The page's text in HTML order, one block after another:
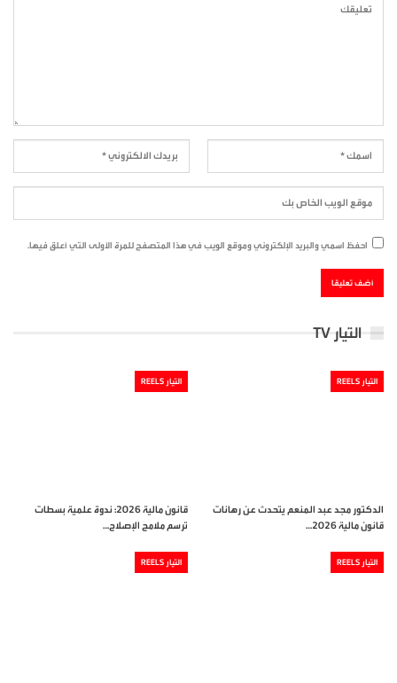
احفظ اسمي والبريد الإلكتروني وموقع الويب في هذا المتصفح للمرة الأولى التي أعلق فيها.
التيار TV
التيار REELS
الدكتور مجد عبد المنعم يتحدث عن رهانات
قانون مالية 2026…
التيار REELS
قانون مالية 2026: ندوة علمية بسطات
ترسم ملامح الإصلاح…
التيار REELS التيار REELS